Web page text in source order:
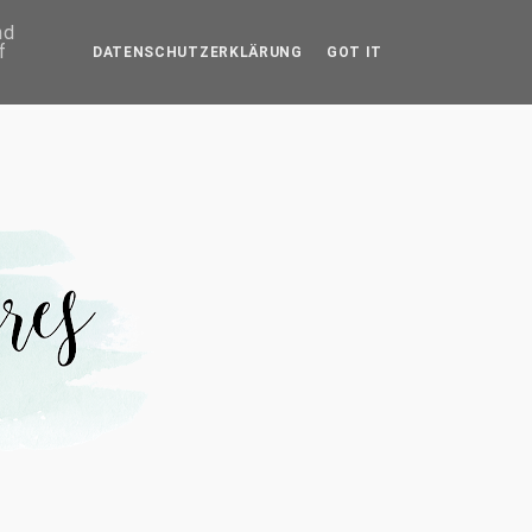
DATENSCHUTZERKLÄRUNG GOT IT